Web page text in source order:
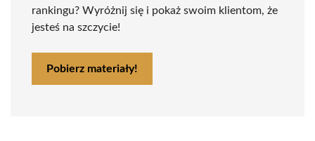
rankingu? Wyróżnij się i pokaż swoim klientom, że
jesteś na szczycie!
Pobierz materiały!